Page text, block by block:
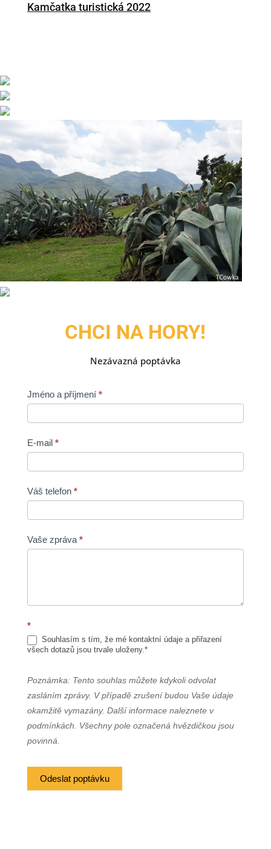
Kamčatka turistická 2022
CHCI NA HORY!
Nezávazná poptávka
Kontaktní
Jméno a příjmení *
E-mail *
Váš telefon *
Vaše zpráva*
*
Souhlasím s tím, že mé kontaktní údaje a přiřazení
všech dotazů jsou trvale uloženy.*
Poznámka: Tento souhlas můžete kdykoli odvolat
zasláním zprávy. V případě zrušení budou Vaše údaje
okamžitě vymazány. Další informace naleznete v
podmínkách. Všechny pole označená hvězdičkou jsou
povinná.
If
are
human,
leave
this
field
blank.
Odeslat poptávku